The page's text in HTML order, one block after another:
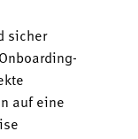
sicher
auf eine